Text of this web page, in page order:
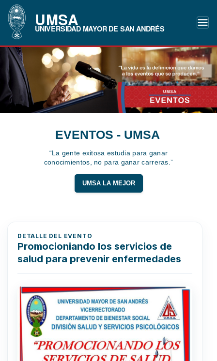
UMSA
UNIVERSIDAD MAYOR DE SAN ANDRÉS
EVENTOS - UMSA
“La gente exitosa estudia para ganar
conocimientos, no para ganar carreras.”
UMSA LA MEJOR
DETALLE DEL EVENTO
Promocioniando los servicios de
salud para prevenir enfermedades